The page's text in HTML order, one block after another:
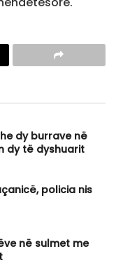
dy burrave në
dy të dyshuarit
policia nis
në sulmet me